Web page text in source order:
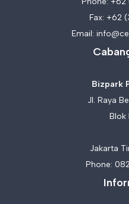
Fax: +62
Email:
Bizpark
Jl. Raya
Blok
Jakarta
Phone: